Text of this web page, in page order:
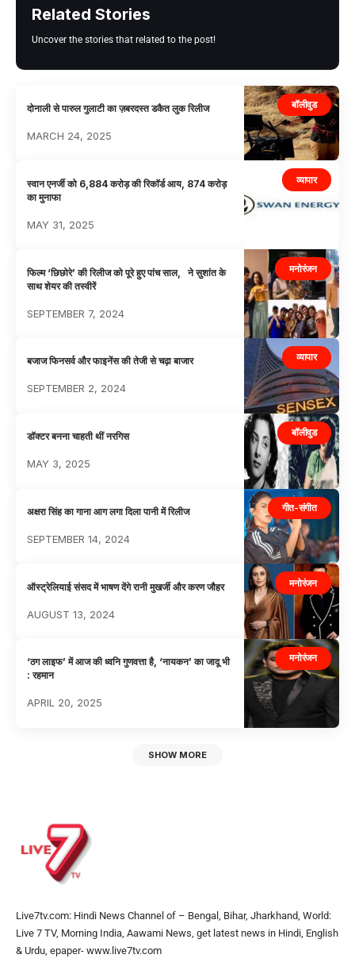
Related Stories
Uncover the stories that related to the post!
बॉलीवुड
दोनाली से पारुल गुलाटी का ज़बरदस्त डकैत लुक रिलीज
MARCH 24, 2025
व्यापार
स्वान एनर्जी को 6,884 करोड़ की रिकॉर्ड आय, 874 करोड़
का मुनाफा
MAY 31, 2025
मनोरंजन
फिल्म ‘छिछोरे’ की रिलीज को पूरे हुए पांच साल, ने सुशांत के
साथ शेयर की तस्वीरें
SEPTEMBER 7, 2024
व्यापार
बजाज फिनसर्व और फाइनेंस की तेजी से चढ़ा बाजार
SEPTEMBER 2, 2024
बॉलीवुड
डॉक्टर बनना चाहती थीं नरगिस
MAY 3, 2025
गीत-संगीत
अक्षरा सिंह का गाना आग लगा दिला पानी में रिलीज
SEPTEMBER 14, 2024
मनोरंजन
ऑस्ट्रेलियाई संसद में भाषण देंगे रानी मुखर्जी और करण जौहर
AUGUST 13, 2024
मनोरंजन
‘ठग लाइफ’ में आज की ध्वनि गुणवत्ता है, ‘नायकन’ का जादू भी
: रहमान
APRIL 20, 2025
SHOW MORE
Live7tv.com: Hindi News Channel of – Bengal, Bihar, Jharkhand, World:
Live 7 TV, Morning India, Aawami News, get latest news in Hindi, English
& Urdu, epaper- www.live7tv.com